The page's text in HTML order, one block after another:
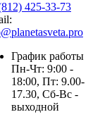
425-33-73
График работы
Пн-Чт: 9:00 -
18:00, Пт: 9.00-
17.30, Сб-Вс -
выходной